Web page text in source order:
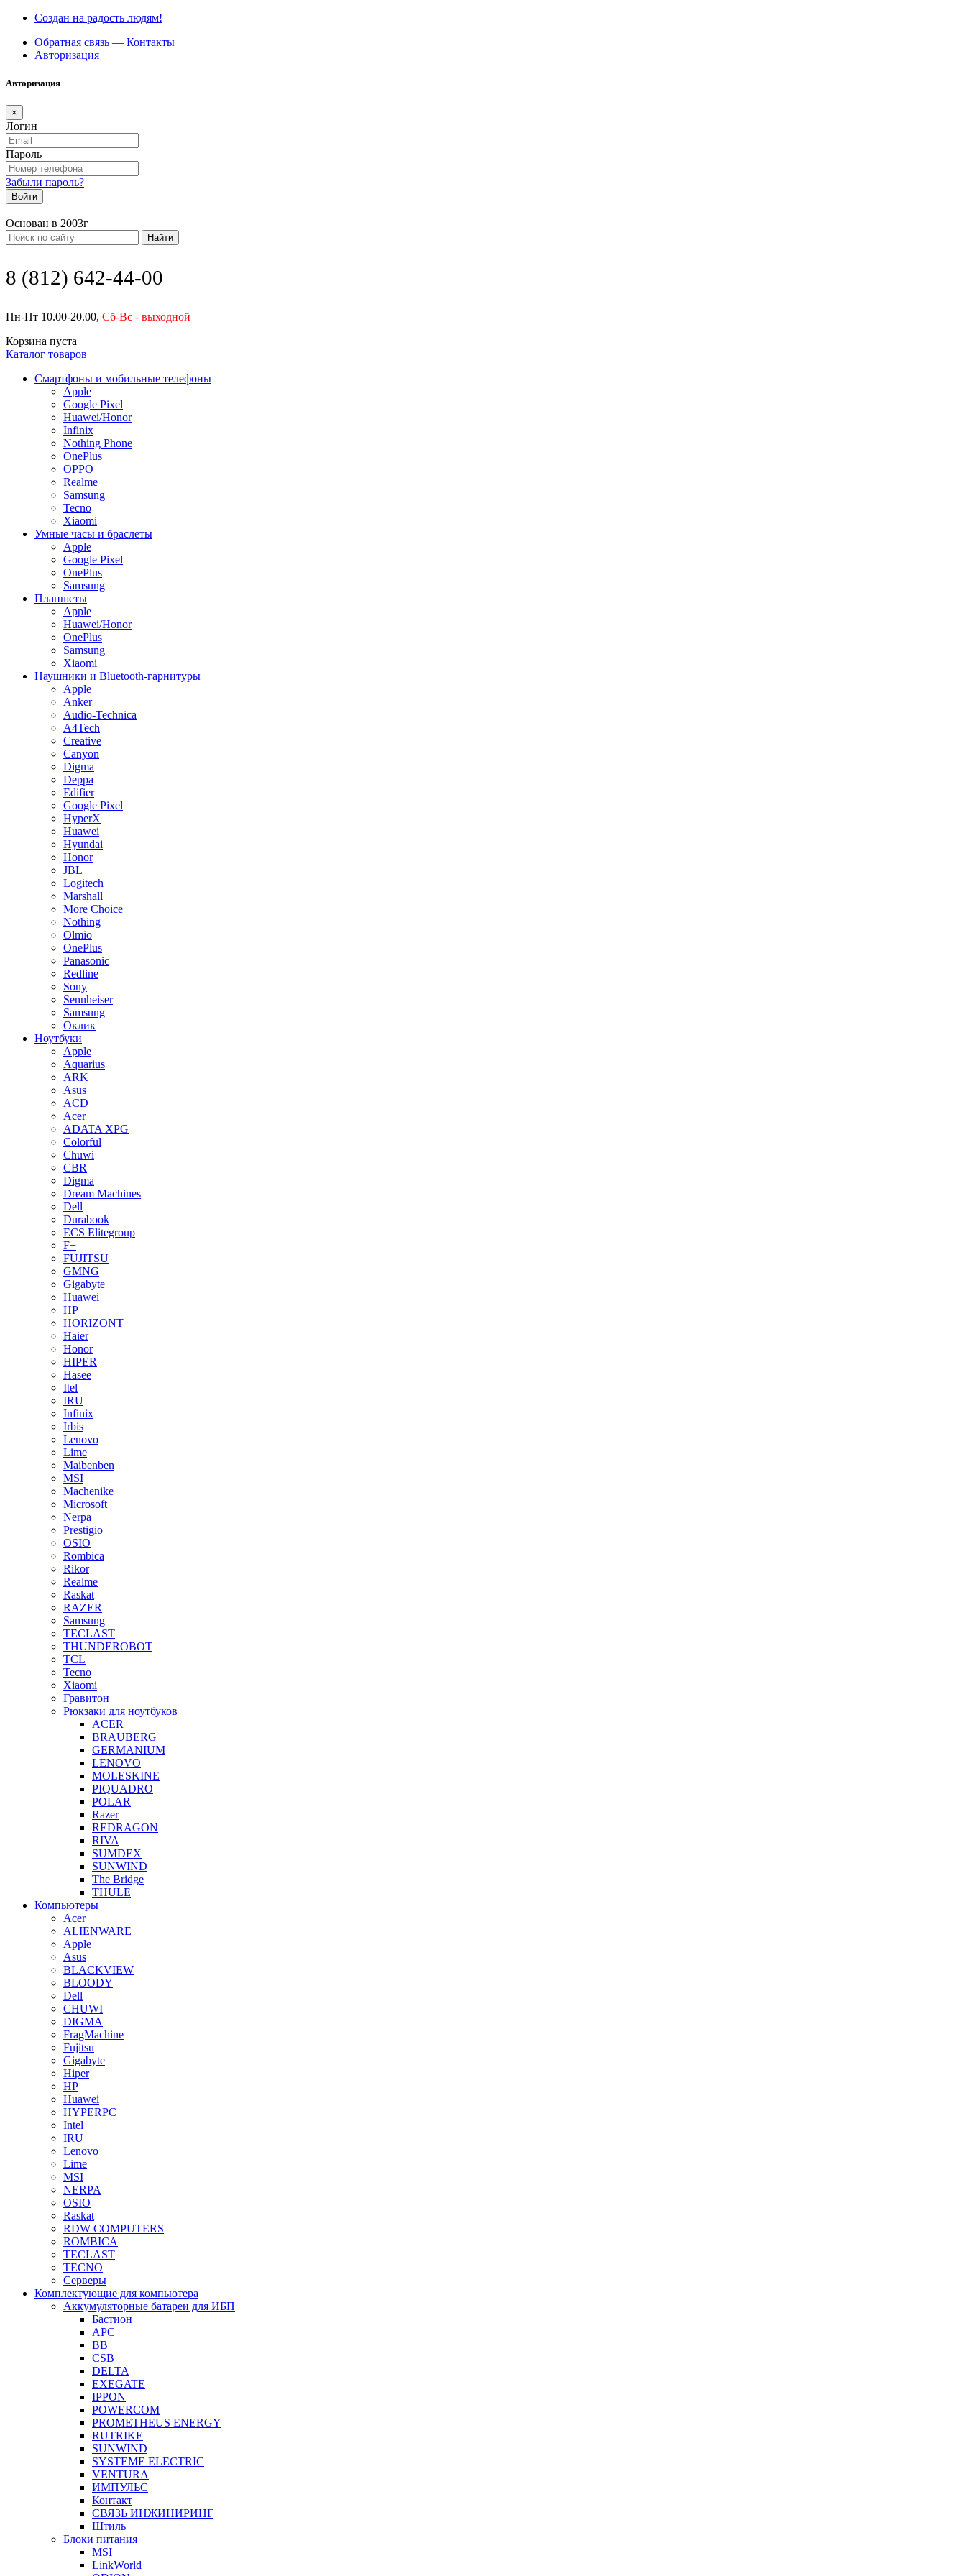
Создан на радость людям!
Обратная связь — Контакты
Авторизация
Авторизация
×
Логин
Пароль
Забыли пароль?
Войти
Основан в 2003г
Найти
8 (812) 642-44-00
Пн-Пт 10.00-20.00, Сб-Вс - выходной
Корзина пуста
Каталог товаров
Смартфоны и мобильные телефоны
Apple
Google Pixel
Huawei/Honor
Infinix
Nothing Phone
OnePlus
OPPO
Realme
Samsung
Tecno
Xiaomi
Умные часы и браслеты
Apple
Google Pixel
OnePlus
Samsung
Планшеты
Apple
Huawei/Honor
OnePlus
Samsung
Xiaomi
Наушники и Bluetooth-гарнитуры
Apple
Anker
Audio-Technica
A4Tech
Creative
Canyon
Digma
Deppa
Edifier
Google Pixel
HyperX
Huawei
Hyundai
Honor
JBL
Logitech
Marshall
More Choice
Nothing
Olmio
OnePlus
Panasonic
Redline
Sony
Sennheiser
Samsung
Оклик
Ноутбуки
Apple
Aquarius
ARK
Asus
ACD
Acer
ADATA XPG
Colorful
Chuwi
CBR
Digma
Dream Machines
Dell
Durabook
ECS Elitegroup
F+
FUJITSU
GMNG
Gigabyte
Huawei
HP
HORIZONT
Haier
Honor
HIPER
Hasee
Itel
IRU
Infinix
Irbis
Lenovo
Lime
Maibenben
MSI
Machenike
Microsoft
Nerpa
Prestigio
OSIO
Rombica
Rikor
Realme
Raskat
RAZER
Samsung
TECLAST
THUNDEROBOT
TCL
Tecno
Xiaomi
Гравитон
Рюкзаки для ноутбуков
ACER
BRAUBERG
GERMANIUM
LENOVO
MOLESKINE
PIQUADRO
POLAR
Razer
REDRAGON
RIVA
SUMDEX
SUNWIND
The Bridge
THULE
Компьютеры
Acer
ALIENWARE
Apple
Asus
BLACKVIEW
BLOODY
Dell
CHUWI
DIGMA
FragMachine
Fujitsu
Gigabyte
Hiper
HP
Huawei
HYPERPC
Intel
IRU
Lenovo
Lime
MSI
NERPA
OSIO
Raskat
RDW COMPUTERS
ROMBICA
TECLAST
TECNO
Серверы
Комплектующие для компьютера
Аккумуляторные батареи для ИБП
Бастион
APC
BB
CSB
DELTA
EXEGATE
IPPON
POWERCOM
PROMETHEUS ENERGY
RUTRIKE
SUNWIND
SYSTEME ELECTRIC
VENTURA
ИМПУЛЬС
Контакт
СВЯЗЬ ИНЖИНИРИНГ
Штиль
Блоки питания
MSI
LinkWorld